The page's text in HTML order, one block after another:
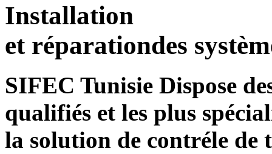
Installation
et réparationdes
SIFEC Tunisie Dispose
qualifiés et les plus
la solution de contréle de